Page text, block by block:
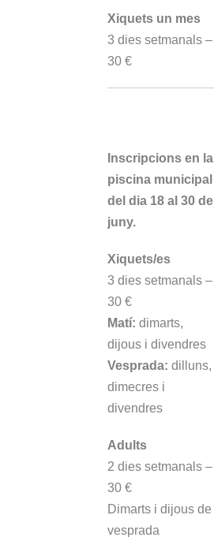
Xiquets un mes
3 dies setmanals –
30 €
Inscripcions en la
piscina municipal
del dia 18 al 30 de
juny.
Xiquets/es
3 dies setmanals –
30 €
Matí: dimarts,
dijous i divendres
Vesprada: dilluns,
dimecres i
divendres
Adults
2 dies setmanals –
30 €
Dimarts i dijous de
vesprada